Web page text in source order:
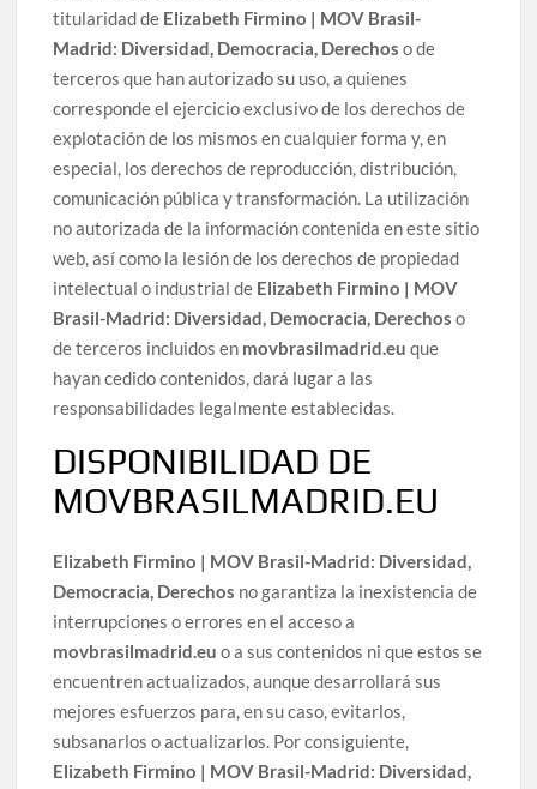
titularidad de Elizabeth Firmino | MOV Brasil-
Madrid: Diversidad, Democracia, Derechos o de
terceros que han autorizado su uso, a quienes
corresponde el ejercicio exclusivo de los derechos de
explotación de los mismos en cualquier forma y, en
especial, los derechos de reproducción, distribución,
comunicación pública y transformación. La utilización
no autorizada de la información contenida en este sitio
web, así como la lesión de los derechos de propiedad
intelectual o industrial de Elizabeth Firmino | MOV
Brasil-Madrid: Diversidad, Democracia, Derechos o
de terceros incluidos en movbrasilmadrid.eu que
hayan cedido contenidos, dará lugar a las
responsabilidades legalmente establecidas.
DISPONIBILIDAD DE
MOVBRASILMADRID.EU
Elizabeth Firmino | MOV Brasil-Madrid: Diversidad,
Democracia, Derechos no garantiza la inexistencia de
interrupciones o errores en el acceso a
movbrasilmadrid.eu o a sus contenidos ni que estos se
encuentren actualizados, aunque desarrollará sus
mejores esfuerzos para, en su caso, evitarlos,
subsanarlos o actualizarlos. Por consiguiente,
Elizabeth Firmino | MOV Brasil-Madrid: Diversidad,